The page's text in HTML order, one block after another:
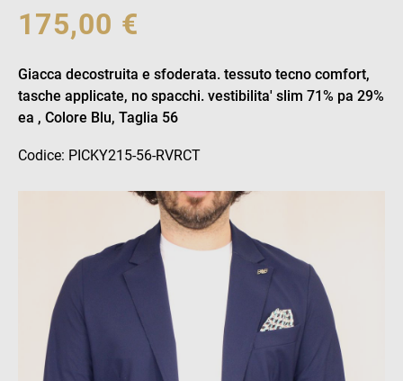
175,00 €
Giacca decostruita e sfoderata. tessuto tecno comfort,
tasche applicate, no spacchi. vestibilita' slim 71% pa 29%
ea , Colore Blu, Taglia 56
Codice: PICKY215-56-RVRCT